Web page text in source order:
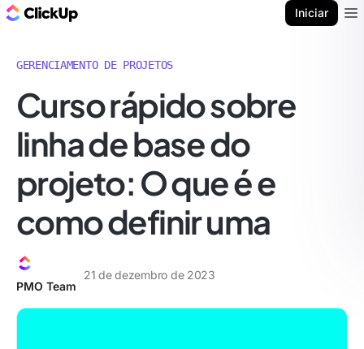
Iniciar
GERENCIAMENTO DE PROJETOS
Curso rápido sobre
linha de base do
projeto: O que é e
como definir uma
PMO Team
21 de dezembro de 2023